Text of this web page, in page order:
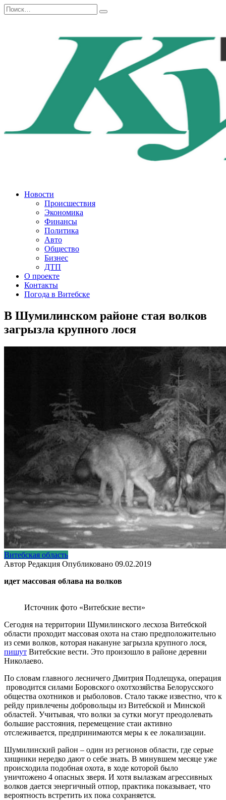
Перейти
к
Search
for:
Новости
Происшествия
Экономика
Финансы
Политика
Авто
Общество
Бизнес
ДТП
О проекте
Контакты
Погода в Витебске
В Шумилинском районе стая волков
загрызла крупного лося
Витебская область
Автор Редакция Опубликовано 09.02.2019
идет массовая облава на волков
Источник фото «Витебские вести»
Сегодня на территории Шумилинского лесхоза Витебской
области проходит массовая охота на стаю предположительно
из семи волков, которая накануне загрызла крупного лося,
пишут Витебские вести. Это произошло в районе деревни
Николаево.
По словам главного лесничего Дмитрия Подлещука, операция
проводится силами Боровского охотхозяйства Белорусского
общества охотников и рыболовов. Стало также известно, что к
рейду привлечены добровольцы из Витебской и Минской
областей. Учитывая, что волки за сутки могут преодолевать
большие расстояния, перемещение стаи активно
отслеживается, предпринимаются меры к ее локализации.
Шумилинский район – один из регионов области, где серые
хищники нередко дают о себе знать. В минувшем месяце уже
происходила подобная охота, в ходе которой было
уничтожено 4 опасных зверя. И хотя вылазкам агрессивных
волков дается энергичный отпор, практика показывает, что
вероятность встретить их пока сохраняется.